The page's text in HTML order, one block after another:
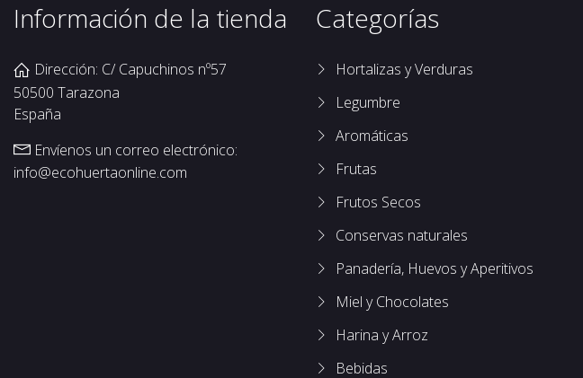
Información de la tienda
Dirección: C/ Capuchinos nº57
50500 Tarazona
España
Envíenos un correo electrónico:
info@ecohuertaonline.com
Categorías
Hortalizas y Verduras
Legumbre
Aromáticas
Frutas
Frutos Secos
Conservas naturales
Panadería, Huevos y Aperitivos
Miel y Chocolates
Harina y Arroz
Bebidas